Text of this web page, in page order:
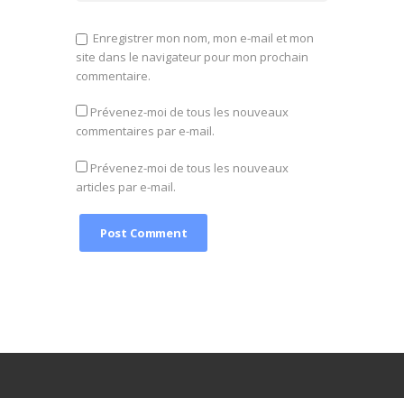
Enregistrer mon nom, mon e-mail et mon
site dans le navigateur pour mon prochain
commentaire.
Prévenez-moi de tous les nouveaux
commentaires par e-mail.
Prévenez-moi de tous les nouveaux
articles par e-mail.